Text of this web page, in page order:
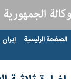
الصفحة الرئيسية إيران